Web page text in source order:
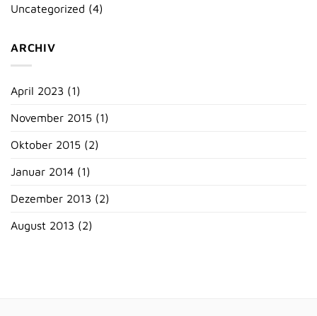
Uncategorized (4)
ARCHIV
April 2023 (1)
November 2015 (1)
Oktober 2015 (2)
Januar 2014 (1)
Dezember 2013 (2)
August 2013 (2)